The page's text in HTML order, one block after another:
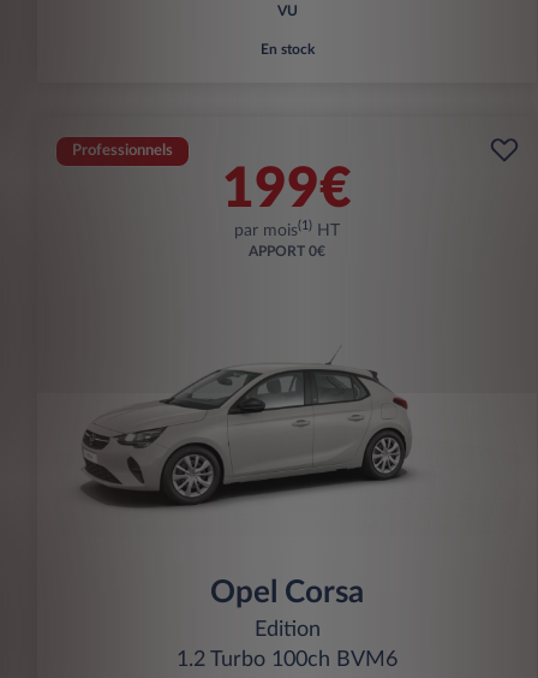
VU
En stock
Professionnels
199€
par mois(1) HT
APPORT 0€
Opel Corsa
Edition
1.2 Turbo 100ch BVM6